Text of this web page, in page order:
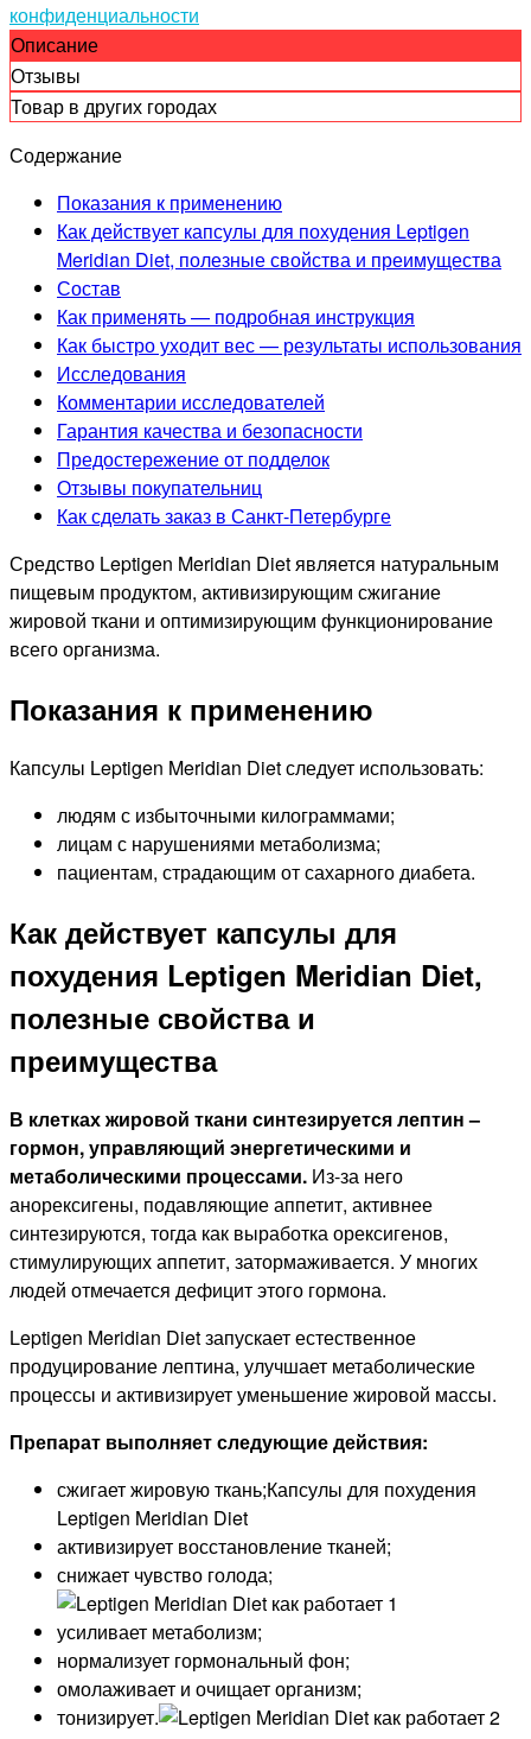
конфиденциальности
Описание
Отзывы
Товар в других городах
Содержание
Показания к применению
Как действует капсулы для похудения Leptigen
Meridian Diet, полезные свойства и преимущества
Состав
Как применять — подробная инструкция
Как быстро уходит вес — результаты использования
Исследования
Комментарии исследователей
Гарантия качества и безопасности
Предостережение от подделок
Отзывы покупательниц
Как сделать заказ в Санкт-Петербурге
Средство Leptigen Meridian Diet является натуральным
пищевым продуктом, активизирующим сжигание
жировой ткани и оптимизирующим функционирование
всего организма.
Показания к применению
Капсулы Leptigen Meridian Diet следует использовать:
людям с избыточными килограммами;
лицам с нарушениями метаболизма;
пациентам, страдающим от сахарного диабета.
Как действует капсулы для
похудения Leptigen Meridian Diet,
полезные свойства и
преимущества
В клетках жировой ткани синтезируется лептин –
гормон, управляющий энергетическими и
метаболическими процессами. Из-за него
анорексигены, подавляющие аппетит, активнее
синтезируются, тогда как выработка орексигенов,
стимулирующих аппетит, затормаживается. У многих
людей отмечается дефицит этого гормона.
Leptigen Meridian Diet запускает естественное
продуцирование лептина, улучшает метаболические
процессы и активизирует уменьшение жировой массы.
Препарат выполняет следующие действия:
сжигает жировую ткань;Капсулы для похудения
Leptigen Meridian Diet
активизирует восстановление тканей;
снижает чувство голода;
усиливает метаболизм;
нормализует гормональный фон;
омолаживает и очищает организм;
тонизирует.